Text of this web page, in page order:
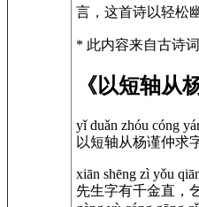
言，这首诗以轻松
* 此内容来自古诗
《以短轴从
yǐ duǎn zhóu cóng
以短轴从杨谨仲求
xiān shēng zì yǒu
先生字有千金直，